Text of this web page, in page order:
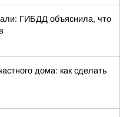
ГИБДД объяснила, что
дома: как сделать